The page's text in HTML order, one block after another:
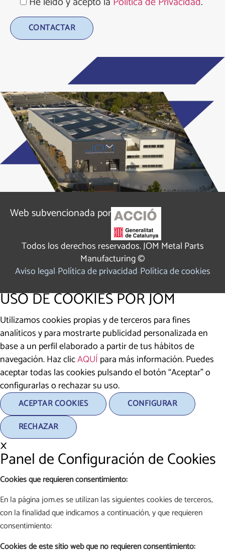
Web subvencionada por
Todos los derechos reservados. JOM Metal Parts
Manufacturing ©
Aviso legalPolítica de privacidadPolítica de cookies
USO DE COOKIES POR JOM
Utilizamos cookies propias y de terceros para fines
analíticos y para mostrarte publicidad personalizada en
base a un perfil elaborado a partir de tus hábitos de
navegación. Haz clicAQUÍ para más información. Puedes
aceptar todas las cookies pulsando el botón “Aceptar” o
configurarlas o rechazar su uso.
ACEPTAR COOKIES
CONFIGURAR
RECHAZAR
×
Panel de Configuración de Cookies
Cookies que requieren consentimiento:
En la página jom.es se utilizan las siguientes cookies de terceros,
con la finalidad que indicamos a continuación, y que requieren
consentimiento:
Cookies de este sitio web que no requieren consentimiento: